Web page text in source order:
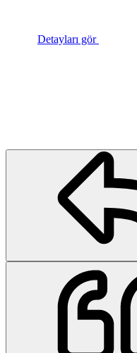
Detayları gör